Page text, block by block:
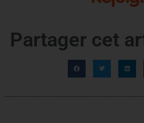
Partager cet